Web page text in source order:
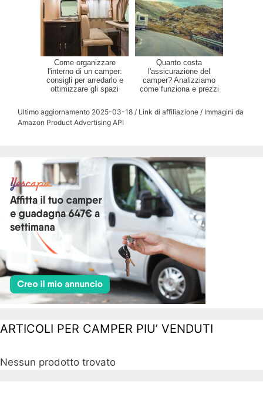
Come organizzare
l'interno di un camper:
consigli per arredarlo e
ottimizzare gli spazi
Quanto costa
l'assicurazione del
camper? Analizziamo
come funziona e prezzi
Ultimo aggiornamento 2025-03-18 / Link di affiliazione / Immagini da
Amazon Product Advertising API
ARTICOLI PER CAMPER PIU’ VENDUTI
Nessun prodotto trovato